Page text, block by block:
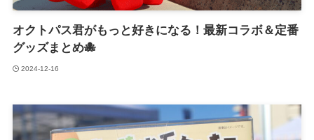
オクトパス君がもっと好きになる！最新コラボ＆定番
グッズまとめ🐙
2024-12-16